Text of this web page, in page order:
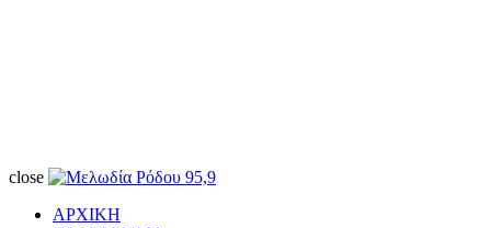
close
ΑΡΧΙΚΗ